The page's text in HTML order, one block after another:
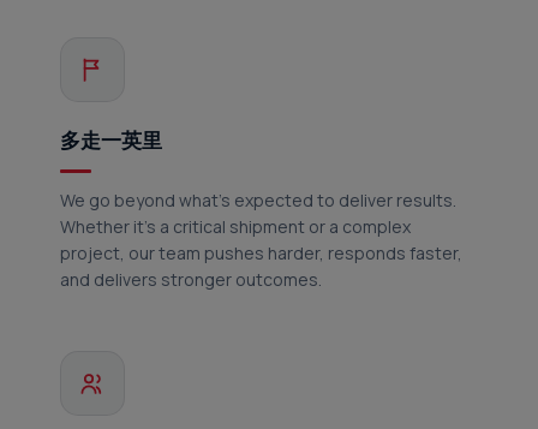
多走一英里
We go beyond what's expected to deliver results.
Whether it's a critical shipment or a complex
project, our team pushes harder, responds faster,
and delivers stronger outcomes.